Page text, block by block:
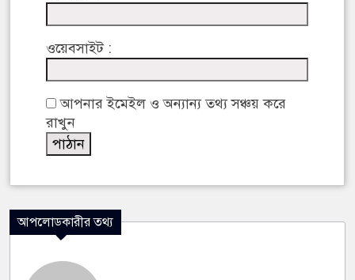
ওয়েবসাইট :
আপনার ইমেইল ও অন্যান্য তথ্য সঞ্চয় করে
রাখুন
আপলোডকারীর তথ্য